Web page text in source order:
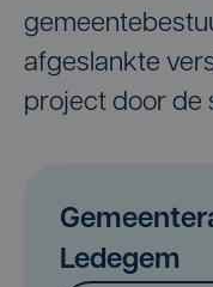
afgeslankte
project door de
Ledegem